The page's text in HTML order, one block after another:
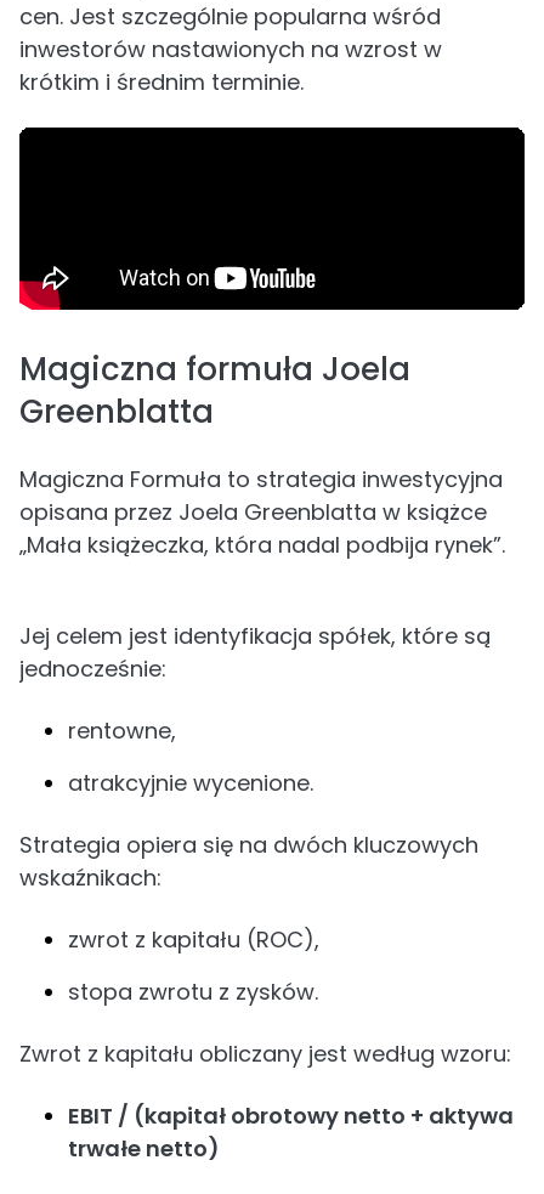
cen. Jest szczególnie popularna wśród
inwestorów nastawionych na wzrost w
krótkim i średnim terminie.
Magiczna formuła Joela
Greenblatta
Magiczna Formuła to strategia inwestycyjna
opisana przez Joela Greenblatta w książce
„Mała książeczka, która nadal podbija rynek”.
Jej celem jest identyfikacja spółek, które są
jednocześnie:
rentowne,
atrakcyjnie wycenione.
Strategia opiera się na dwóch kluczowych
wskaźnikach:
zwrot z kapitału (ROC),
stopa zwrotu z zysków.
Zwrot z kapitału obliczany jest według wzoru:
EBIT / (kapitał obrotowy netto + aktywa
trwałe netto)